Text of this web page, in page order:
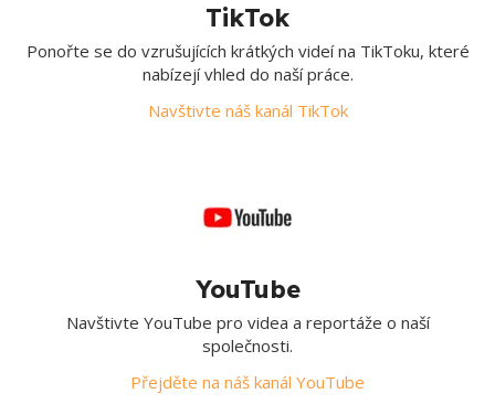
TikTok
Ponořte se do vzrušujících krátkých videí na TikToku, které
nabízejí vhled do naší práce.
Navštivte náš kanál TikTok
YouTube
Navštivte YouTube pro videa a reportáže o naší
společnosti.
Přejděte na náš kanál YouTube